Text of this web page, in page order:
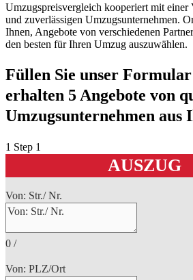
Umzugspreisvergleich kooperiert mit einer
und zuverlässigen Umzugsunternehmen.
Ihnen, Angebote von verschiedenen
den besten für Ihren Umzug auszuwählen.
Füllen Sie unser Formular
erhalten 5 Angebote von
Umzugsunternehmen aus
1 Step 1
AUSZUG
Von: Str./ Nr.
0 /
Von: PLZ/Ort